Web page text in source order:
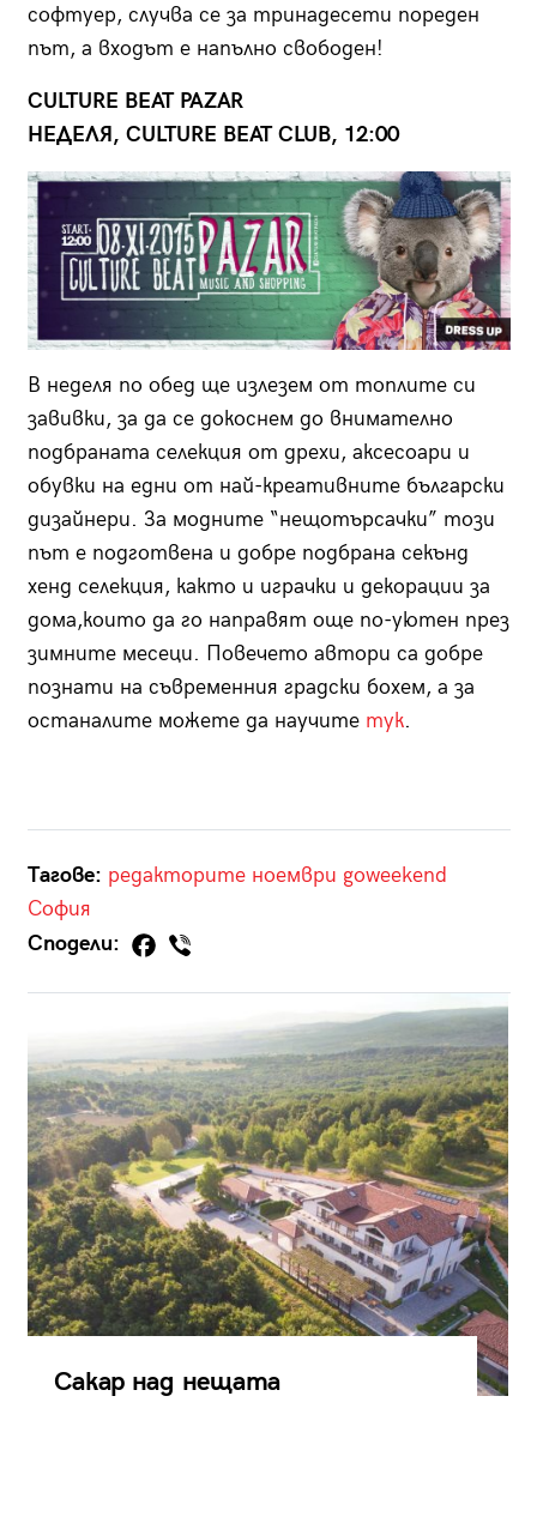
софтуер, случва се за тринадесети пореден
път, а входът е напълно свободен!
CULTURE BEAT PAZAR
НЕДЕЛЯ, CULTURE BEAT CLUB, 12:00
В неделя по обед ще излезем от топлите си
завивки, за да се докоснем до внимателно
подбраната селекция от дрехи, аксесоари и
обувки на едни от най-креативните български
дизайнери. За модните “нещотърсачки” този
път е подготвена и добре подбрана секънд
хенд селекция, както и играчки и декорации за
дома,които да го направят още по-уютен през
зимните месеци. Повечето автори са добре
познати на съвременния градски бохем, а за
останалите можете да научите тук.
Тагове: редакторите ноември goweekend
София
Сподели:
Сакар над нещата